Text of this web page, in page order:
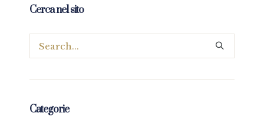
Cerca nel sito
Categorie